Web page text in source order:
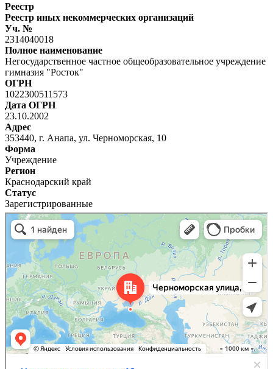
Реестр
Реестр иных некоммерческих организаций
Уч. №
2314040018
Полное наименование
Негосударственное частное общеобразовательное учреждение
гимназия "Росток"
ОГРН
1022300511573
Дата ОГРН
23.10.2002
Адрес
353440, г. Анапа, ул. Черноморская, 10
Форма
Учреждение
Регион
Краснодарский край
Статус
Зарегистрированные